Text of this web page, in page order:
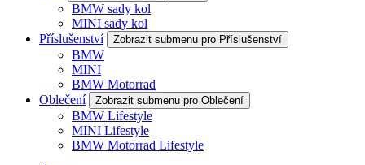
BMW sady kol
MINI sady kol
Příslušenství
Zobrazit submenu pro Příslušenství
BMW
MINI
BMW Motorrad
Oblečení
Zobrazit submenu pro Oblečení
BMW Lifestyle
MINI Lifestyle
BMW Motorrad Lifestyle